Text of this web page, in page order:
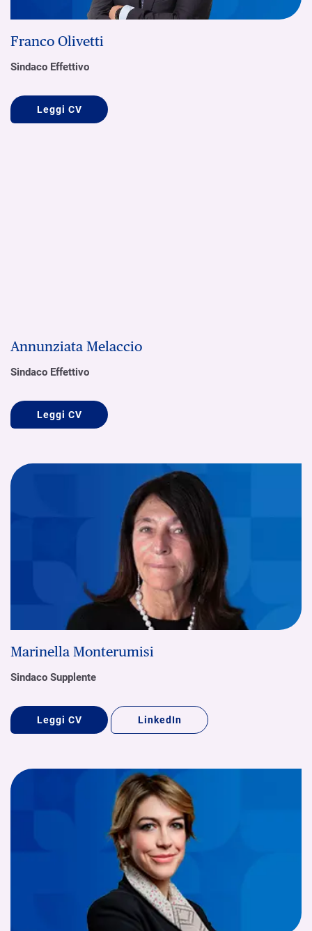
Franco Olivetti
Sindaco Effettivo
Leggi CV
Annunziata Melaccio
Sindaco Effettivo
Leggi CV
Marinella Monterumisi
Sindaco Supplente
Leggi CV LinkedIn